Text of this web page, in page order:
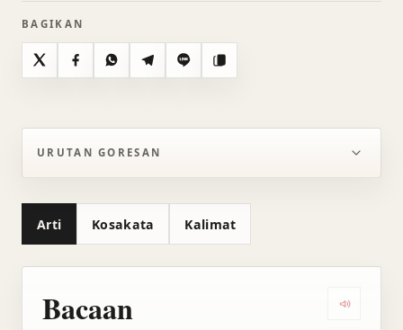
BAGIKAN
X FacebookWhatsAppTelegramLine Salin
URUTAN GORESAN
Arti Kosakata Kalimat
Bacaan